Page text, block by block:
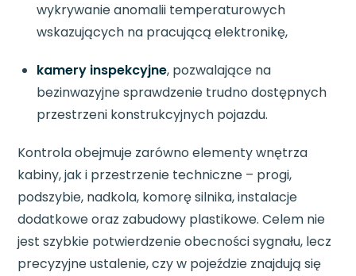
wykrywanie anomalii temperaturowych
wskazujących na pracującą elektronikę,
kamery inspekcyjne, pozwalające na
bezinwazyjne sprawdzenie trudno dostępnych
przestrzeni konstrukcyjnych pojazdu.
Kontrola obejmuje zarówno elementy wnętrza
kabiny, jak i przestrzenie techniczne – progi,
podszybie, nadkola, komorę silnika, instalacje
dodatkowe oraz zabudowy plastikowe. Celem nie
jest szybkie potwierdzenie obecności sygnału, lecz
precyzyjne ustalenie, czy w pojeździe znajdują się